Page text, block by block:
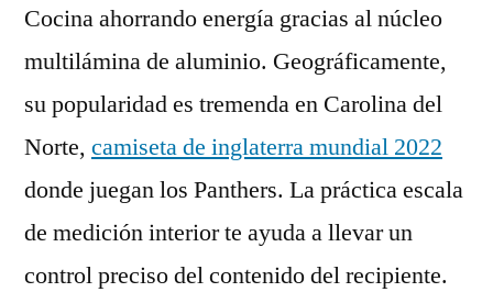
Cocina ahorrando energía gracias al núcleo
multilámina de aluminio. Geográficamente,
su popularidad es tremenda en Carolina del
Norte, camiseta de inglaterra mundial 2022
donde juegan los Panthers. La práctica escala
de medición interior te ayuda a llevar un
control preciso del contenido del recipiente.